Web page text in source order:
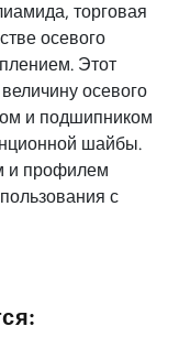
Германия
торговая
осевого
Этот
осевого
и подшипником
шайбы.
и профилем
с